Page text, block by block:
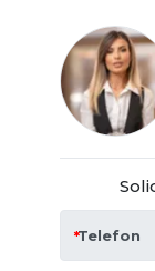
Telefon